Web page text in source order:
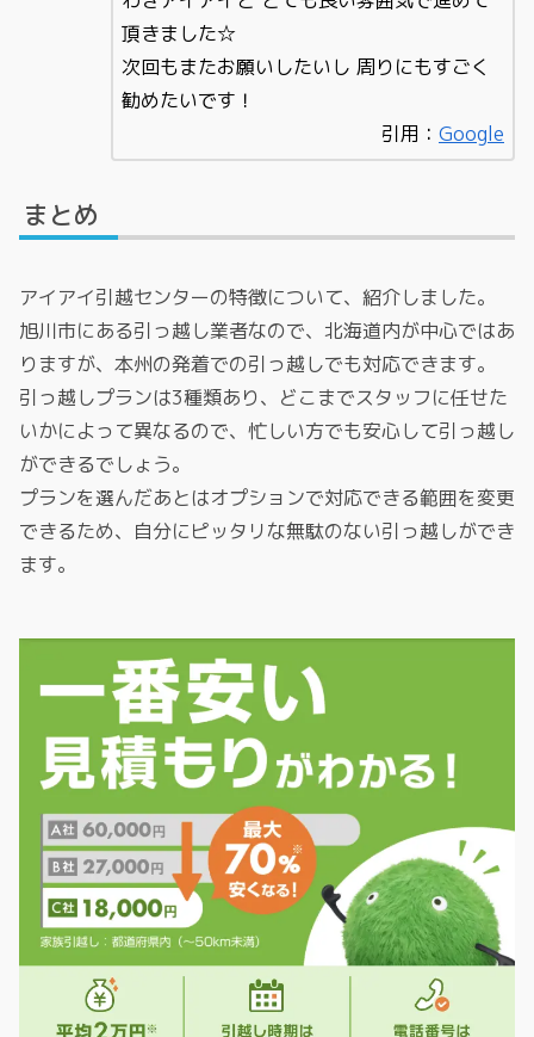
頂きました☆
次回もまたお願いしたいし 周りにもすごく
勧めたいです！
引用： Google
まとめ
アイアイ引越センターの特徴について、紹介しました。
旭川市にある引っ越し業者なので、北海道内が中心ではあ
りますが、本州の発着での引っ越しでも対応できます。
引っ越しプランは3種類あり、どこまでスタッフに任せた
いかによって異なるので、忙しい方でも安心して引っ越し
ができるでしょう。
プランを選んだあとはオプションで対応できる範囲を変更
できるため、自分にピッタリな無駄のない引っ越しができ
ます。